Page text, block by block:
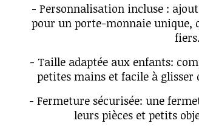
- Personnalisation incluse :
pour un porte-monnaie unique,
fiers.
- Taille adaptée aux enfants:
petites mains et facile à glisser
- Fermeture sécurisée: une
leurs pièces et petits